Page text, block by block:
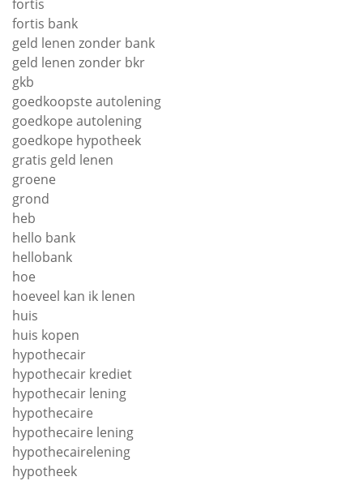
fortis
fortis bank
geld lenen zonder bank
geld lenen zonder bkr
gkb
goedkoopste autolening
goedkope autolening
goedkope hypotheek
gratis geld lenen
groene
grond
heb
hello bank
hellobank
hoe
hoeveel kan ik lenen
huis
huis kopen
hypothecair
hypothecair krediet
hypothecair lening
hypothecaire
hypothecaire lening
hypothecairelening
hypotheek